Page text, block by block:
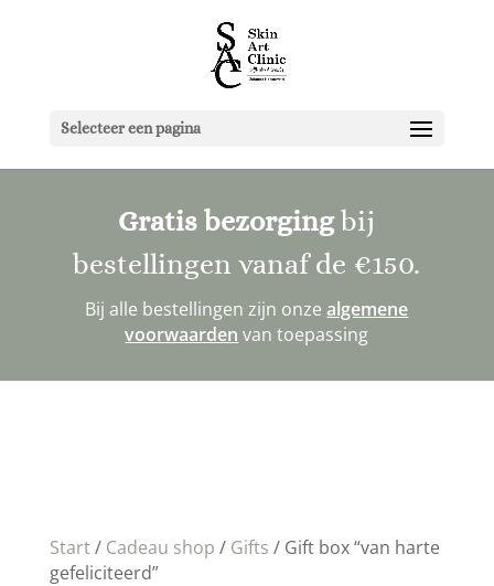
Selecteer een pagina
Gratis bezorgingbij
bestellingen vanaf de €150.
Bij alle bestellingen zijn onzealgemene
voorwaarden van toepassing
Start/ Cadeau shop / Gifts / Gift box “van harte
gefeliciteerd”